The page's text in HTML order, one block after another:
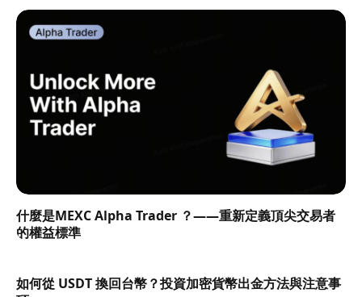
什麼是MEXC Alpha Trader ？——重新定義頂尖交易者
的權益標準
如何從 USDT 換回台幣？投資加密貨幣出金方法與注意事